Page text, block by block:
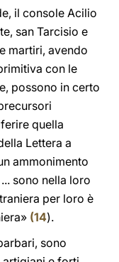
il console Acilio
san Tarcisio e
martiri, avendo
con le
possono in certo
quella
Lettera a
ammonimento
sono nella loro
per loro è
(14).
sono